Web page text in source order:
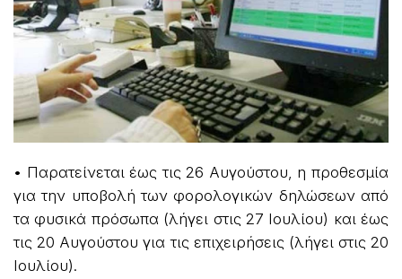
• Παρατείνεται έως τις 26 Αυγούστου, η προθεσμία
για την υποβολή των φορολογικών δηλώσεων από
τα φυσικά πρόσωπα (λήγει στις 27 Ιουλίου) και έως
τις 20 Αυγούστου για τις επιχειρήσεις (λήγει στις 20
Ιουλίου).